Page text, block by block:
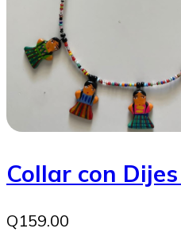
Collar con
Q159.00